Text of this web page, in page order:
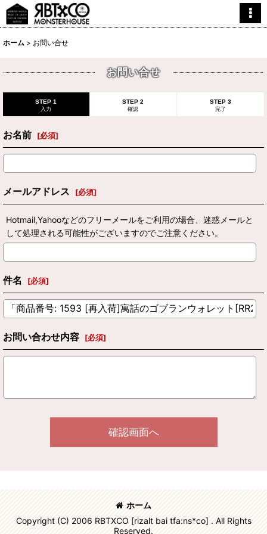
ホーム > お問い合せ
お問い合せ
STEP 1
入力
STEP 2
確認
STEP 3
完了
お名前 [必須]
メールアドレス [必須]
Hotmail,Yahooなどのフリーメールをご利用の場合、迷惑メールと
して処理される可能性がございますのでご注意ください。
件名 [必須]
お問い合わせ内容 [必須]
確認画面へ
ホーム
Copyright (C) 2006 RBTXCO [rizalt bai tfa:ns*co] . All Rights
Reserved.